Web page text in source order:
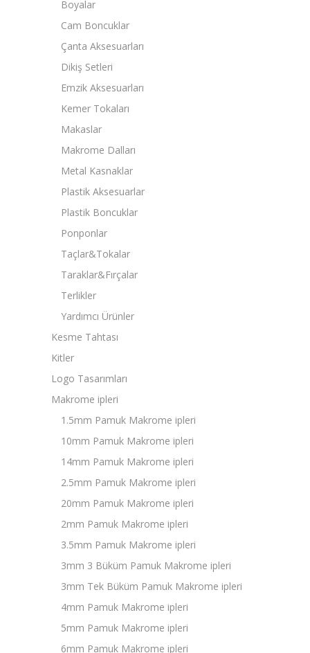
Boyalar
Cam Boncuklar
Çanta Aksesuarları
Dikiş Setleri
Emzik Aksesuarları
Kemer Tokaları
Makaslar
Makrome Dalları
Metal Kasnaklar
Plastik Aksesuarlar
Plastik Boncuklar
Ponponlar
Taçlar&Tokalar
Taraklar&Fırçalar
Terlikler
Yardımcı Ürünler
Kesme Tahtası
Kitler
Logo Tasarımları
Makrome ipleri
1.5mm Pamuk Makrome ipleri
10mm Pamuk Makrome ipleri
14mm Pamuk Makrome ipleri
2.5mm Pamuk Makrome ipleri
20mm Pamuk Makrome ipleri
2mm Pamuk Makrome ipleri
3.5mm Pamuk Makrome ipleri
3mm 3 Büküm Pamuk Makrome ipleri
3mm Tek Büküm Pamuk Makrome ipleri
4mm Pamuk Makrome ipleri
5mm Pamuk Makrome ipleri
6mm Pamuk Makrome ipleri